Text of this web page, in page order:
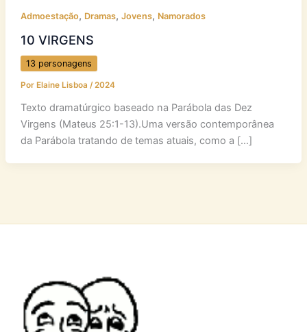
Admoestação, Dramas, Jovens, Namorados
10 VIRGENS
13 personagens
Por Elaine Lisboa /2024
Texto dramatúrgico baseado na Parábola das Dez
Virgens (Mateus 25:1-13).Uma versão contemporânea
da Parábola tratando de temas atuais, como a […]